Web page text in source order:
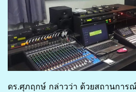
ดร.ศุภฤกษ์ กล่าวว่า ด้วยสถานการ